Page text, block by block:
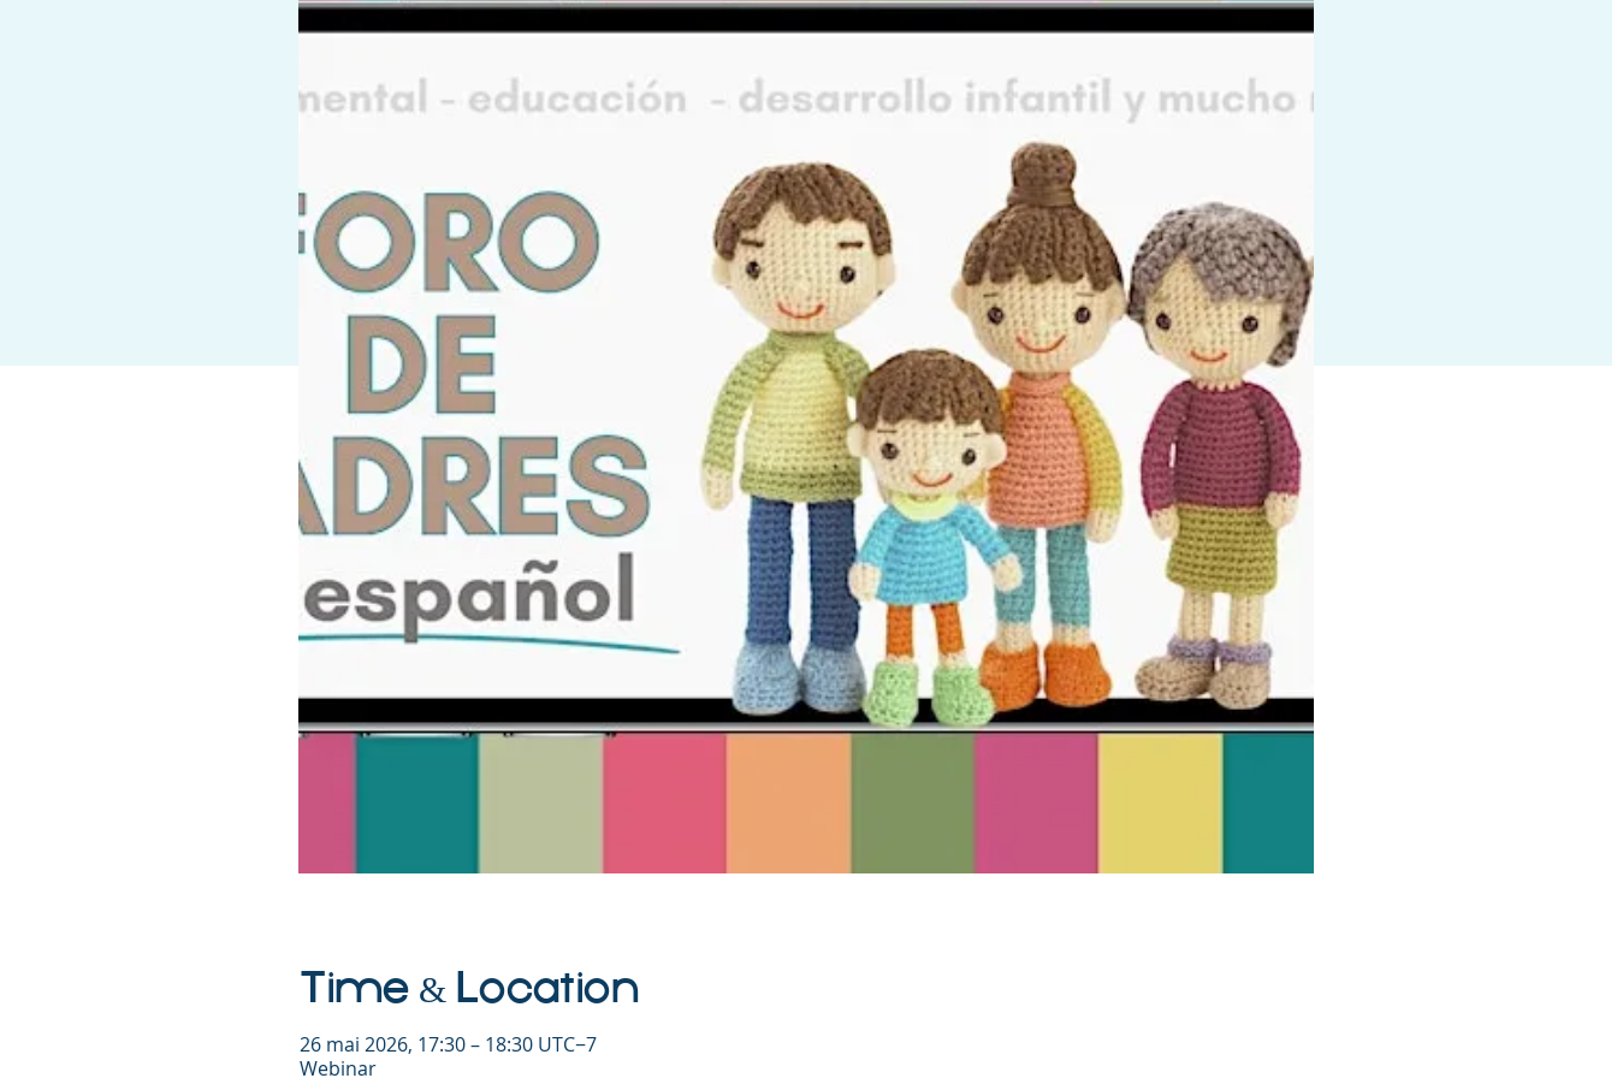
Time & Location
26 mai 2026, 17:30 – 18:30 UTC−7
Webinar